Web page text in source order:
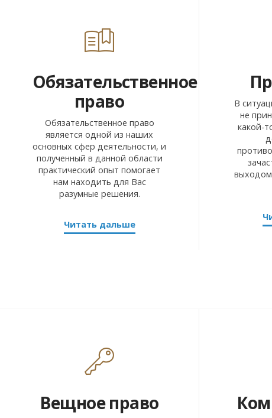
Обязательственное
право
Обязательственное право
является одной из наших
основных сфер деятельности, и
полученный в данной области
практический опыт помогает
нам находить для Вас
разумные решения.
Читать дальше
В
не
какой-
Вещное право